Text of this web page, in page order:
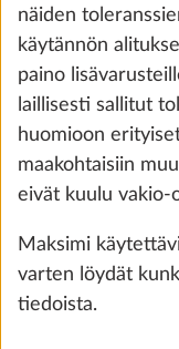
näiden
käytännön
paino
laillisesti sallitut
huomioon
maakohtaisiin
eivät kuulu vakio-
Maksimi
varten löydät
tiedoista.